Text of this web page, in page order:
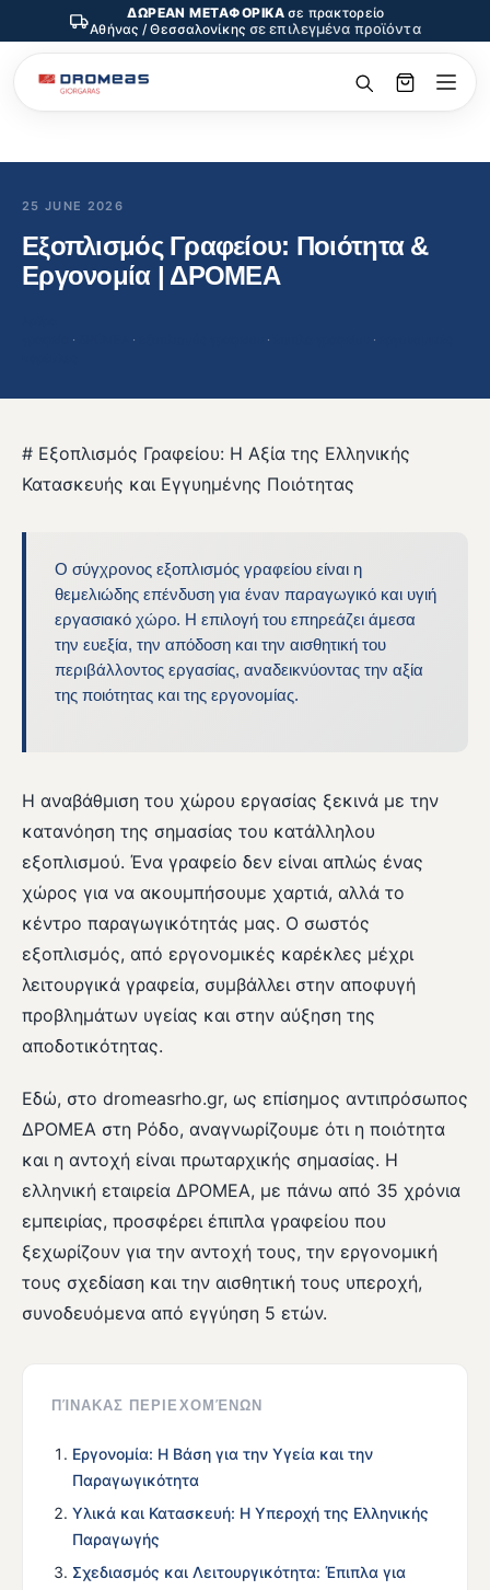
ΔΩΡΕΑΝ ΜΕΤΑΦΟΡΙΚΑ σε πρακτορείο
Αθήνας / Θεσσαλονίκης σε επιλεγμένα προϊόντα
25 JUNE 2026
Εξοπλισμός Γραφείου: Ποιότητα &
Εργονομία | ΔΡΟΜΕΑ
· · · ·
# Εξοπλισμός Γραφείου: Η Αξία της Ελληνικής
Κατασκευής και Εγγυημένης Ποιότητας
Ο σύγχρονος εξοπλισμός γραφείου είναι η
θεμελιώδης επένδυση για έναν παραγωγικό και υγιή
εργασιακό χώρο. Η επιλογή του επηρεάζει άμεσα
την ευεξία, την απόδοση και την αισθητική του
περιβάλλοντος εργασίας, αναδεικνύοντας την αξία
της ποιότητας και της εργονομίας.
Η αναβάθμιση του χώρου εργασίας ξεκινά με την
κατανόηση της σημασίας του κατάλληλου
εξοπλισμού. Ένα γραφείο δεν είναι απλώς ένας
χώρος για να ακουμπήσουμε χαρτιά, αλλά το
κέντρο παραγωγικότητάς μας. Ο σωστός
εξοπλισμός, από εργονομικές καρέκλες μέχρι
λειτουργικά γραφεία, συμβάλλει στην αποφυγή
προβλημάτων υγείας και στην αύξηση της
αποδοτικότητας.
Εδώ, στο dromeasrho.gr, ως επίσημος αντιπρόσωπος
ΔΡΟΜΕΑ στη Ρόδο, αναγνωρίζουμε ότι η ποιότητα
και η αντοχή είναι πρωταρχικής σημασίας. Η
ελληνική εταιρεία ΔΡΟΜΕΑ, με πάνω από 35 χρόνια
εμπειρίας, προσφέρει έπιπλα γραφείου που
ξεχωρίζουν για την αντοχή τους, την εργονομική
τους σχεδίαση και την αισθητική τους υπεροχή,
συνοδευόμενα από εγγύηση 5 ετών.
ΠΊΝΑΚΑΣ ΠΕΡΙΕΧΟΜΈΝΩΝ
Εργονομία: Η Βάση για την Υγεία και την
Παραγωγικότητα
Υλικά και Κατασκευή: Η Υπεροχή της Ελληνικής
Παραγωγής
Σχεδιασμός και Λειτουργικότητα: Έπιπλα για